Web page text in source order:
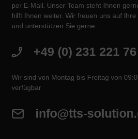
per E-Mail. Unser Team steht Ihnen
hilft Ihnen weiter. Wir freuen uns auf
und unterstützen Sie gerne.
+49 (0) 231 221
Wir sind von Montag bis Freitag von
verfügbar
info@tts-